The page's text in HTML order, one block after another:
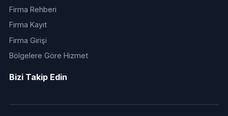
Firma Rehberi
Firma Kayıt
Firma Girişi
Bölgelere Göre Hizmet
Bizi Takip Edin